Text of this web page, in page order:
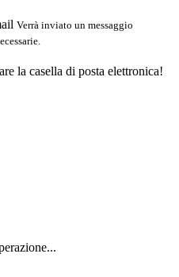
Verrà inviato un messaggio
la casella di posta elettronica!